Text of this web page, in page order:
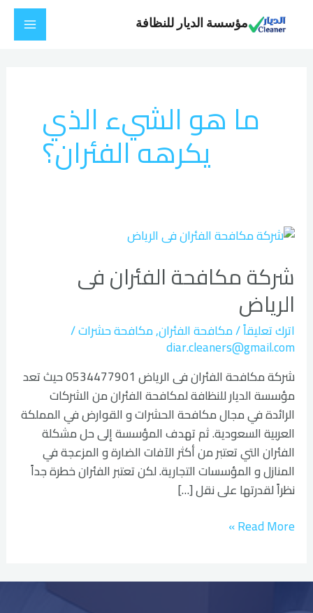
مؤسسة الديار للنظافة
Main
ما هو الشيء الذي
يكرهه الفئران؟
شركة مكافحة الفئران فى
الرياض
اترك تعليقاً/مكافحة الفئران,مكافحة حشرات/
diar.cleaners@gmail.com
شركة مكافحة الفئران فى الرياض 0534477901 حيث تعد
مؤسسة الديار للنظافة لمكافحة الفئران من الشركات
الرائدة في مجال مكافحة الحشرات و القوارض في المملكة
العربية السعودية. ثم تهدف المؤسسة إلى حل مشكلة
الفئران التي تعتبر من أكثر الآفات الضارة و المزعجة في
المنازل و المؤسسات التجارية. لكن تعتبر الفئران خطرة جداً
نظراً لقدرتها على نقل […]
شركة
الفئران
فى
الرياض
Read More »